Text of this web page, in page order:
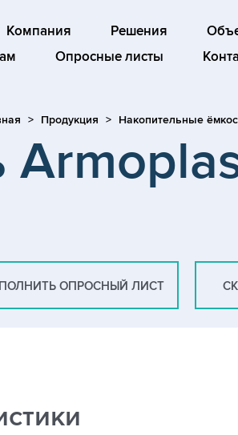
Компания Решения
Опросные листы
Продукция Накопительные
ОПРОСНЫЙ ЛИСТ